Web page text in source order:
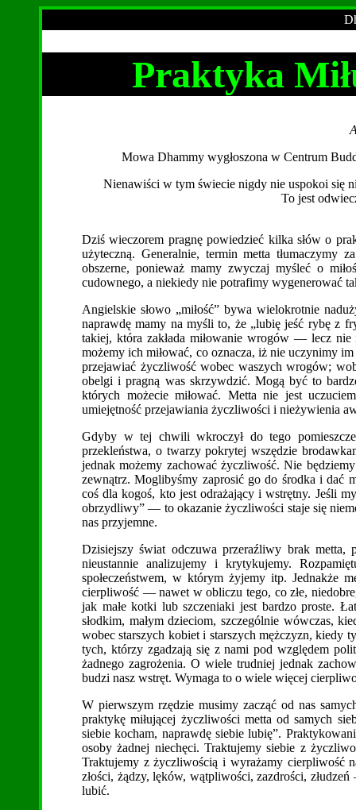
Praktyka
Mowa Dhammy wygłoszona w Centrum
Nienawiści w tym świecie nigdy nie uspokoi się
To jest
Dziś wieczorem pragnę powiedzieć kilka słów o
użyteczną. Generalnie, termin metta tłumaczymy
obszerne, ponieważ mamy zwyczaj myśleć o
cudownego, a niekiedy nie potrafimy wygenerować
Angielskie słowo „miłość” bywa wielokrotnie
naprawdę mamy na myśli to, że „lubię jeść rybę z
takiej, która zakłada miłowanie wrogów — lecz
możemy ich miłować, co oznacza, iż nie uczynimy
przejawiać życzliwość wobec waszych wrogów;
obelgi i pragną was skrzywdzić. Mogą być to
których możecie miłować. Metta nie jest
umiejętność przejawiania życzliwości i nieżywienia
Gdyby w tej chwili wkroczył do tego
przekleństwa, o twarzy pokrytej wszędzie
jednak możemy zachować życzliwość. Nie
zewnątrz. Moglibyśmy zaprosić go do środka i dać
coś dla kogoś, kto jest odrażający i wstrętny. Jeśli
obrzydliwy” — to okazanie życzliwości staje się
nas przyjemne.
Dzisiejszy świat odczuwa przeraźliwy brak metta,
nieustannie analizujemy i krytykujemy.
społeczeństwem, w którym żyjemy itp. Jednakże
cierpliwość — nawet w obliczu tego, co złe,
jak małe kotki lub szczeniaki jest bardzo proste.
słodkim, małym dzieciom, szczególnie wówczas,
wobec starszych kobiet i starszych mężczyzn,
tych, którzy zgadzają się z nami pod względem
żadnego zagrożenia. O wiele trudniej jednak
budzi nasz wstręt. Wymaga to o wiele więcej
W pierwszym rzędzie musimy zacząć od nas
praktykę miłującej życzliwości metta od samych
siebie kocham, naprawdę siebie lubię”.
osoby żadnej niechęci. Traktujemy siebie z
Traktujemy z życzliwością i wyrażamy cierpliwość
złości, żądzy, lęków, wątpliwości, zazdrości,
lubić.